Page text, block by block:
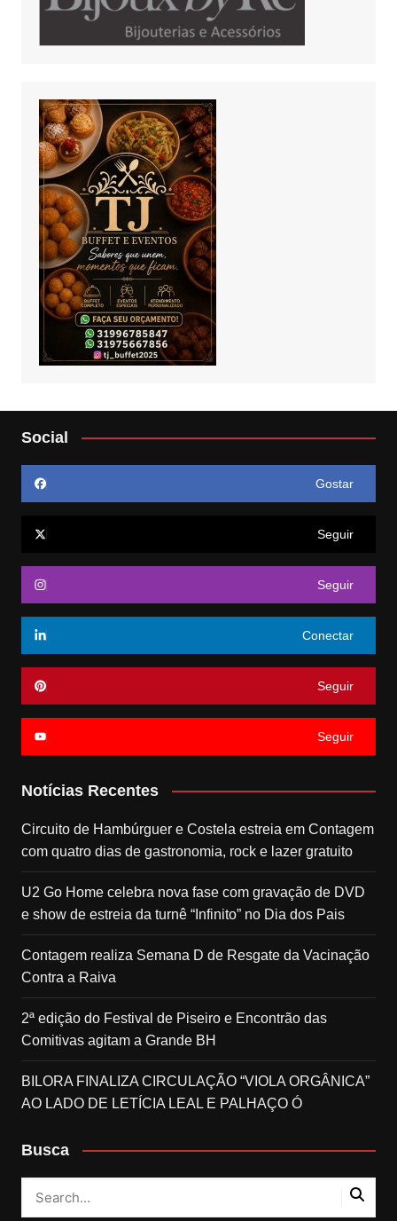
Social
Gostar
Seguir
Seguir
Conectar
Seguir
Seguir
Notícias Recentes
Circuito de Hambúrguer e Costela estreia em Contagem
com quatro dias de gastronomia, rock e lazer gratuito
U2 Go Home celebra nova fase com gravação de DVD
e show de estreia da turnê “Infinito” no Dia dos Pais
Contagem realiza Semana D de Resgate da Vacinação
Contra a Raiva
2ª edição do Festival de Piseiro e Encontrão das
Comitivas agitam a Grande BH
BILORA FINALIZA CIRCULAÇÃO “VIOLA ORGÂNICA”
AO LADO DE LETÍCIA LEAL E PALHAÇO Ó
Busca